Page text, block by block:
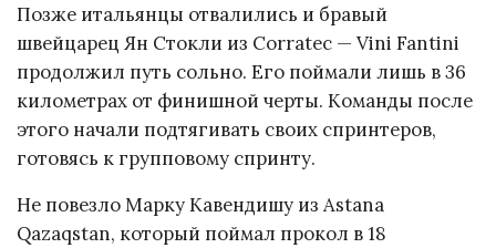
Позже итальянцы отвалились и бравый
швейцарец Ян Стокли из Corratec — Vini Fantini
продолжил путь сольно. Его поймали лишь в 36
километрах от финишной черты. Команды после
этого начали подтягивать своих спринтеров,
готовясь к групповому спринту.
Не повезло Марку Кавендишу из Astana
Qazaqstan, который поймал прокол в 18